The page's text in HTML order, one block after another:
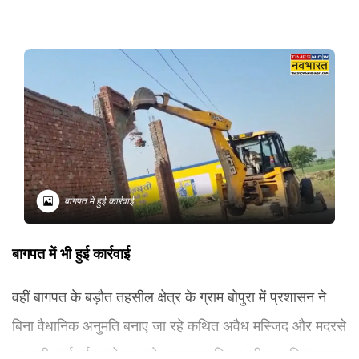
बागपत में हुई कार्रवाई
बागपत में भी हुई कार्रवाई
वहीं बागपत के बड़ौत तहसील क्षेत्र के ग्राम बोपुरा में प्रशासन ने
बिना वैधानिक अनुमति बनाए जा रहे कथित अवैध मस्जिद और मदरसे
पर बड़ी कार्रवाई करते हुए उसे ध्वस्त कर दिया। डीएम अस्मिता लाल